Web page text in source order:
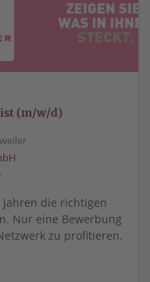
(m/w/d)
die richtigen
Nur eine Bewerbung
zu profitieren.